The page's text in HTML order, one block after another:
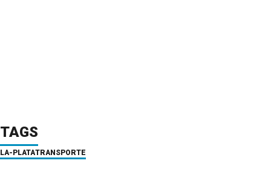
TAGS
LA-PLATATRANSPORTE